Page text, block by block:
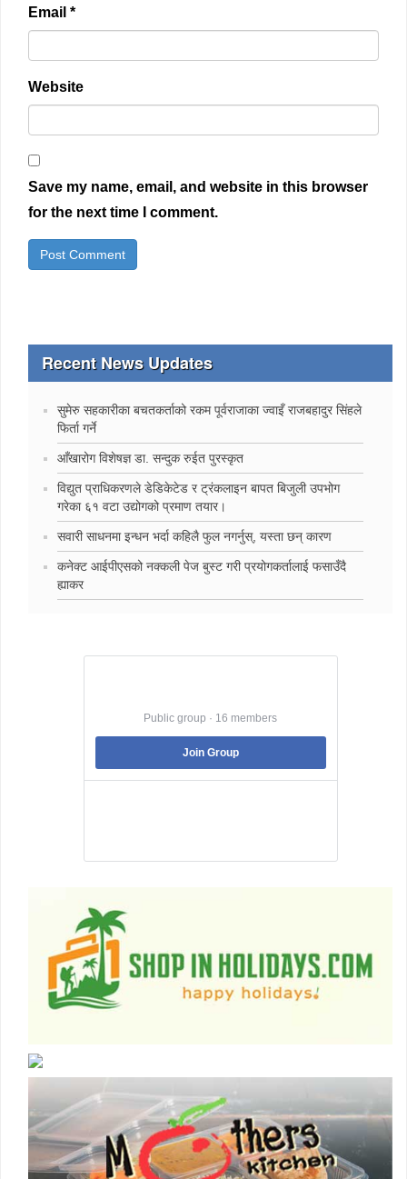
Email *
Website
Save my name, email, and website in this browser
for the next time I comment.
Recent News Updates
सुमेरु सहकारीका बचतकर्ताको रकम पूर्वराजाका ज्वाइँ राजबहादुर सिंहले
फिर्ता गर्ने
‍आँखारोग विशेषज्ञ डा. सन्दुक रुईत पुरस्कृत
विद्युत प्राधिकरणले डेडिकेटेड र ट्रंकलाइन बापत बिजुली उपभोग
गरेका ६१ वटा उद्योगको प्रमाण तयार।
सवारी साधनमा इन्धन भर्दा कहिलै फुल नगर्नुस्, यस्ता छन् कारण
कनेक्ट आईपीएसको नक्कली पेज बुस्ट गरी प्रयोगकर्तालाई फसाउँदै
ह्याकर
Public group · 16 members
Join Group